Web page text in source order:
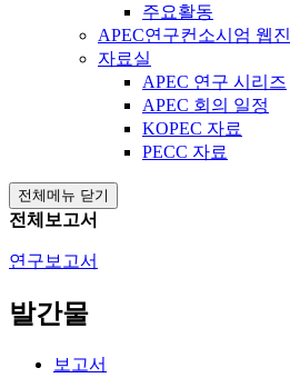
주요활동
APEC연구컨소시엄 웹진
자료실
APEC 연구 시리즈
APEC 회의 일정
KOPEC 자료
PECC 자료
전체메뉴 닫기
전체보고서
연구보고서
발간물
보고서